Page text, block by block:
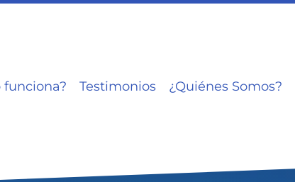
funciona? Testimonios ¿Quiénes Somos?